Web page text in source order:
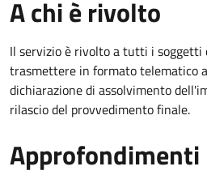
A chi è rivolto
Il servizio è rivolto a tutti i soggetti
trasmettere in formato telematico
dichiarazione di assolvimento
rilascio del provvedimento finale.
Approfondimenti